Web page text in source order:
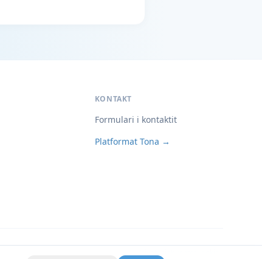
KONTAKT
Formulari i kontaktit
Platformat Tona →